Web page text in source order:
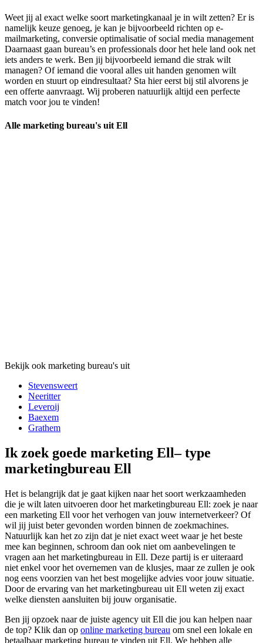
Weet jij al exact welke soort marketingkanaal je in wilt zetten? Er is
namelijk keuze genoeg, je kan je bijvoorbeeld richten op e-
mailmarketing, conversie optimalisatie of social media management
Daarnaast gaan bureau’s en professionals door het hele land ook net
iets anders te werk. Ben jij bijvoorbeeld iemand die strak wilt
managen? Of iemand die vooral alles uit handen genomen wilt
worden en stuurt op eindresultaat? Sta hier eerst bij stil alvorens je
een offerte aanvraagt. Wij proberen natuurlijk altijd een perfecte
match voor jou te vinden!
Alle marketing bureau's uit Ell
Bekijk ook marketing bureau's uit
Stevensweert
Neeritter
Leveroij
Baexem
Grathem
Ik zoek goede marketing Ell– type
marketingbureau Ell
Het is belangrijk dat je gaat kijken naar het soort werkzaamheden
die je wilt laten uitvoeren door het marketingbureau Ell: zoek je naar
een marketing Ell voor het verhogen van jouw internetverkeer? Of
wil jij juist beter gevonden worden binnen de zoekmachines.
Natuurlijk kan het zo zijn dat je niet exact weet waar je het beste
mee kan beginnen, schroom dan ook niet om aanbevelingen te
vragen aan het marketingbureau in Ell. Deze partij is er uiteraard
niet enkel voor het overnemen van de klusjes, maar ze zullen je ook
nog eens voorzien van het best mogelijke advies voor jouw situatie.
Door de ervaring van het marketingbureau uit Ell weten zij exact
welke diensten aansluiten bij jouw organisatie.
Ben jij opzoek naar de juiste agency uit Ell die jou kan helpen naar
de top? Klik dan op online marketing bureau om snel een lokale en
betaalbaar marketing bureau te vinden uit Ell. We hebben alle